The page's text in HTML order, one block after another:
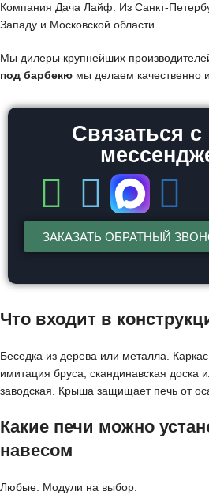
Компания Дача Лайф. Из Санкт-
Западу и Московской области.
Мы дилеры крупнейших
под барбекю мы делаем качественно
Связаться
ЗАКАЗАТЬ ОБРАТНЫЙ
Что входит в
Беседка из дерева или металла.
имитация бруса, скандинавская доска
заводская. Крыша защищает печь от
Какие печи можно
навесом
Любые. Модули на выбор: